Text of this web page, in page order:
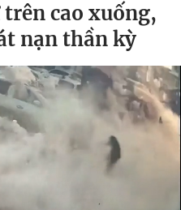
cao xuống,
nạn thần kỳ